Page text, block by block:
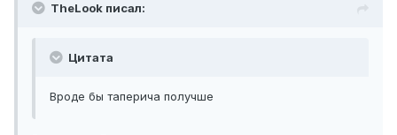
TheLook писал:
Цитата
Вроде бы таперича получше